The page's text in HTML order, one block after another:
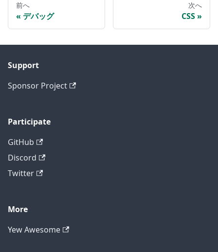
前へ
デバッグ
次へ
CSS
Support
Sponsor Project
Participate
GitHub
Discord
Twitter
More
Yew Awesome